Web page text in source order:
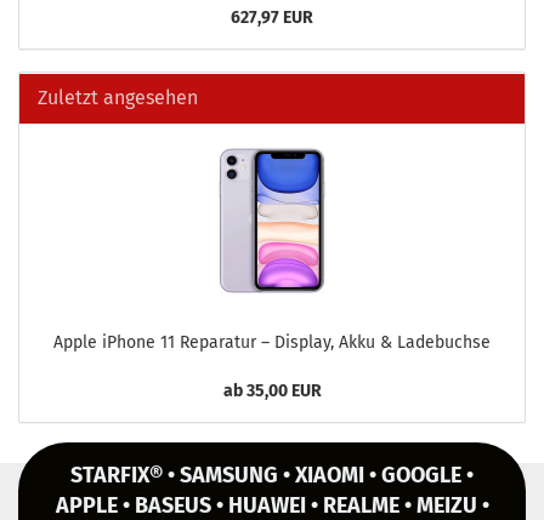
627,97 EUR
Zuletzt angesehen
Apple iPho­ne 11 Re­pa­ra­tur – Dis­play, Akku & La­de­buch­se
ab 35,00 EUR
STARFIX® • SAMSUNG • XIAOMI • GOOGLE •
APPLE • BASEUS • HUAWEI • REALME • MEIZU •